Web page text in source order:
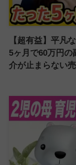
【超有益】平凡
5ヶ月で60万円
介が止まらない